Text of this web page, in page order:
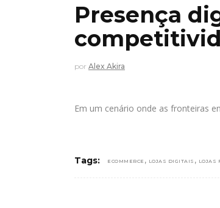
Presença
por Alex Akira
Em um cenário onde as fronteiras
Tags: ECOMMERCE , LOJAS DIGITAIS , LOJAS